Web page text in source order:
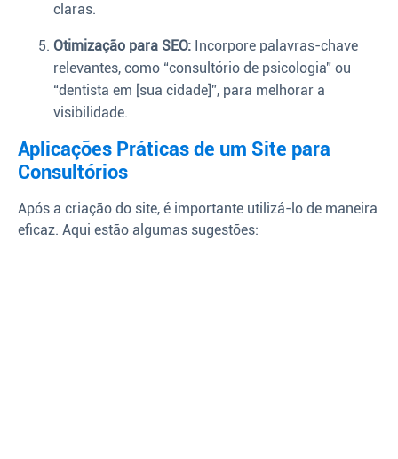
claras.
Otimização para SEO: Incorpore palavras-chave
relevantes, como “consultório de psicologia” ou
“dentista em [sua cidade]”, para melhorar a
visibilidade.
Aplicações Práticas de um Site para
Consultórios
Após a criação do site, é importante utilizá-lo de maneira
eficaz. Aqui estão algumas sugestões: